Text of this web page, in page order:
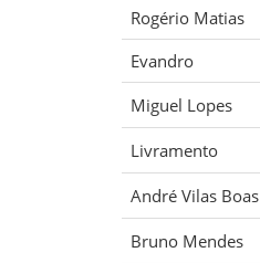
Rogério Matias
Evandro
Miguel Lopes
Livramento
André Vilas Boas
Bruno Mendes